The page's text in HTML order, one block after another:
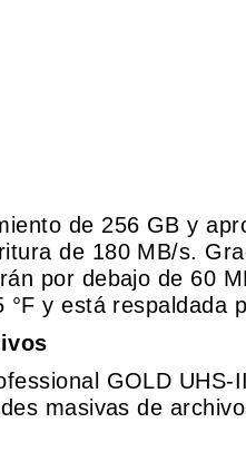
de 256 GB y
de 180 MB/s.
por debajo de 60
y está respaldada
GOLD
masivas de